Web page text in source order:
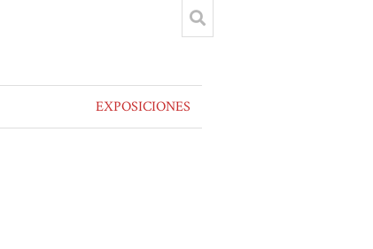
EXPOSICIONES